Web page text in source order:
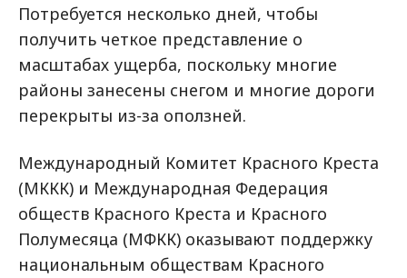
Потребуется несколько дней, чтобы
получить четкое представление о
масштабах ущерба, поскольку многие
районы занесены снегом и многие дороги
перекрыты из-за оползней.
Международный Комитет Красного Креста
(МККК) и Международная Федерация
обществ Красного Креста и Красного
Полумесяца (МФКК) оказывают поддержку
национальным обществам Красного